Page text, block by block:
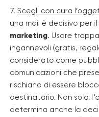
7. Scegli con cura
una mail è decisivo per il
marketing. Usare
ingannevoli (gratis,
considerato come
comunicazioni che
rischiano di essere
destinatario. Non solo,
determina anche la